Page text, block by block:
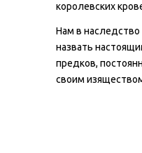
королевских
Нам в наследство
назвать
предков,
своим